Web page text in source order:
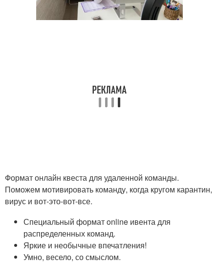
Формат онлайн квеста для удаленной команды.
Поможем мотивировать команду, когда кругом карантин,
вирус и вот-это-вот-все.
Специальный формат online ивента для
распределенных команд.
Яркие и необычные впечатления!
Умно, весело, со смыслом.